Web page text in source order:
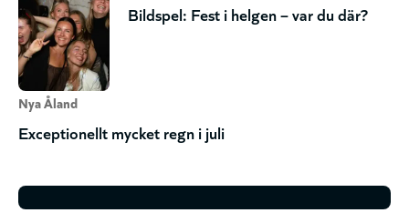
Bildspel: Fest i helgen – var du där?
Nya Åland
Exceptionellt mycket regn i juli